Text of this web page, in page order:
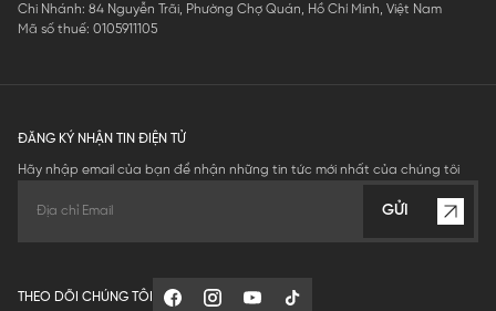
Chi Nhánh: 84 Nguyễn Trãi, Phường Chợ Quán, Hồ Chí Minh, Việt Nam
Mã số thuế: 0105911105
ĐĂNG KÝ NHẬN TIN ĐIỆN TỬ
Hãy nhập email của bạn để nhận những tin tức mới nhất của chúng tôi
GỬI
THEO DÕI CHÚNG TÔI